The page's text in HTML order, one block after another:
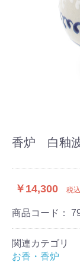
香炉 白釉
￥14,300 税込
商品コード：
関連カテゴリ
お香・香炉